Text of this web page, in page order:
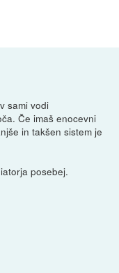
sami vodi
Če imaš enocevni
in takšen sistem je
posebej.